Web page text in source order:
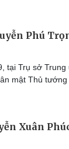
Phú
tại Trụ sở
mật Thủ
Xuân